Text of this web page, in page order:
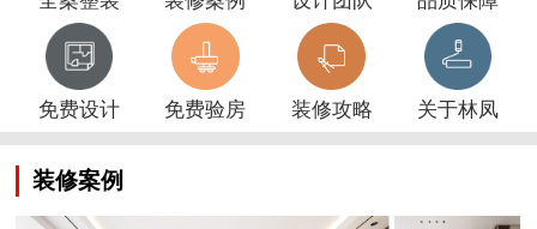
免费设计 免费验房 装修攻略 关于林凤
装修案例